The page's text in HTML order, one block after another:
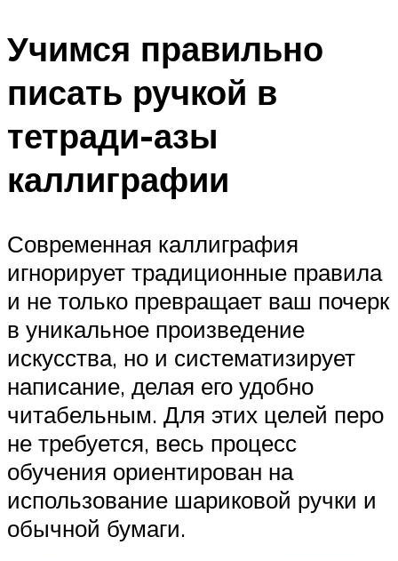
Учимся правильно
писать ручкой в
тетради-азы
каллиграфии
Современная каллиграфия
игнорирует традиционные правила
и не только превращает ваш почерк
в уникальное произведение
искусства, но и систематизирует
написание, делая его удобно
читабельным. Для этих целей перо
не требуется, весь процесс
обучения ориентирован на
использование шариковой ручки и
обычной бумаги.